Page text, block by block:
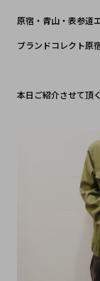
原宿・青山・表参道
ブランドコレクト原
本日ご紹介させて頂